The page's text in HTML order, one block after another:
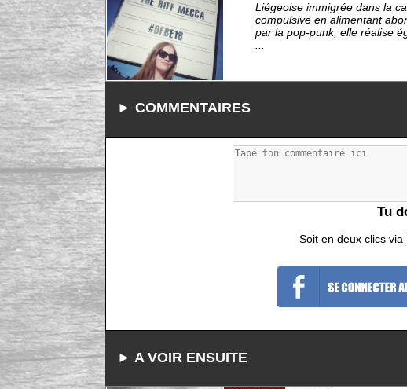
Liégeoise immigrée dans la
compulsive en alimentant
par la pop-punk, elle réalise
...
► COMMENTAIRES
Tu
Soit en deux clics via
► A VOIR ENSUITE